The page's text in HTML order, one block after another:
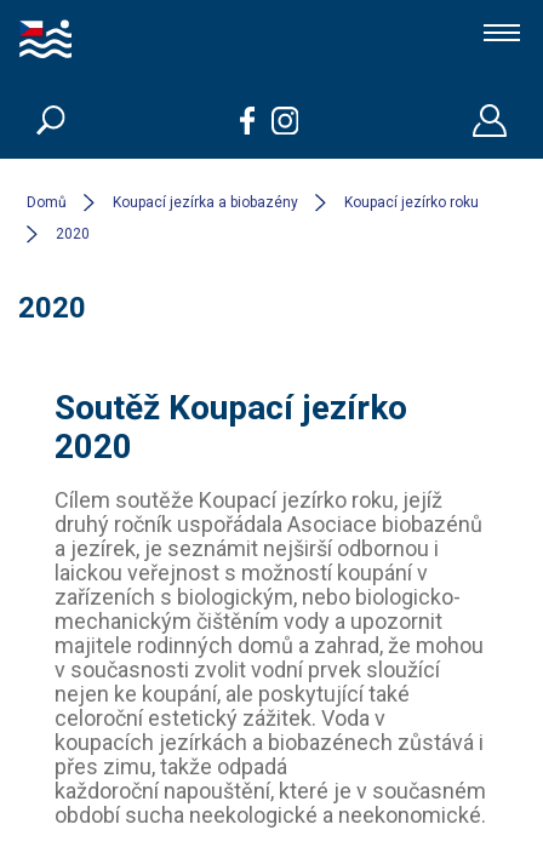
Koupací jezírka a biobazény
Členové
Domů Koupací jezírka a biobazény
Koupací jezírko roku
2020
2020
Soutěž Koupací jezírko
2020
Cílem soutěže Koupací jezírko roku, jejíž
druhý ročník uspořádala Asociace biobazénů
a jezírek, je seznámit nejširší odbornou i
laickou veřejnost s možností koupání v
zařízeních s biologickým, nebo biologicko-
mechanickým čištěním vody a upozornit
majitele rodinných domů a zahrad, že mohou
v současnosti zvolit vodní prvek sloužící
nejen ke koupání, ale poskytující také
celoroční estetický zážitek. Voda v
koupacích jezírkách a biobazénech zůstává i
přes zimu, takže odpadá
každoroční napouštění, které je v současném
období sucha neekologické a neekonomické.